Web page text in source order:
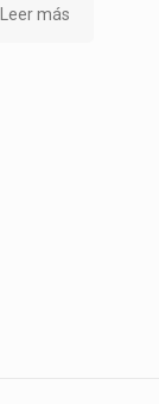
Leer más